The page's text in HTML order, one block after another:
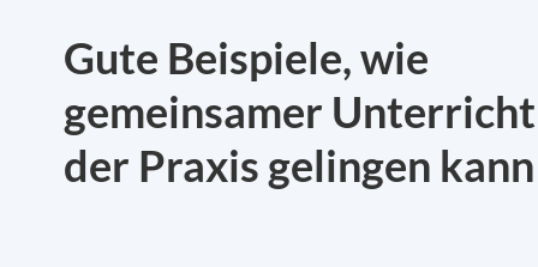
Gute Beispiele, wie
gemeinsamer
der Praxis gelingen kann